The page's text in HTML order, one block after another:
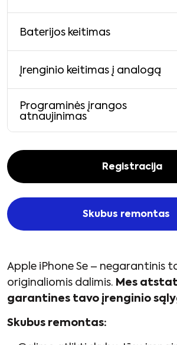
Baterijos keitimas
Įrenginio keitimas į analogą
Programinės įrangos
atnaujinimas
Registracija
Skubus remontas
Apple iPhone Se – negarantinis
originaliomis dalimis. Mes
garantines tavo įrenginio
Skubus remontas: